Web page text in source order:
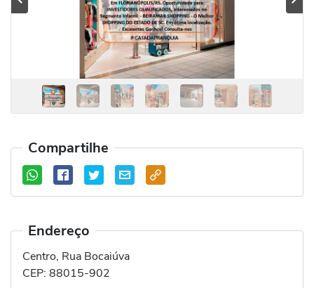
Compartilhe
Endereço
Centro, Rua Bocaiúva
CEP: 88015-902